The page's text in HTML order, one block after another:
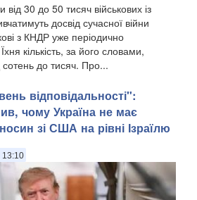
від 30 до 50 тисяч військових із
досвід сучасної війни
з КНДР уже періодично
кількість, за його словами,
сотень до тисяч. Про...
відповідальності":
чому Україна не має
зі США на рівні Ізраїлю
13:10